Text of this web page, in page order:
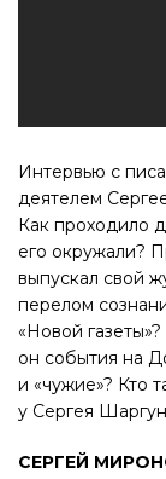
Интервью с
деятелем
Как проходило
его окружали?
выпускал свой
перелом
«Новой
он события на
и «чужие»? Кто
у Сергея
СЕРГЕЙ